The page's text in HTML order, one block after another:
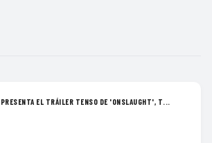
EL TRÁILER TENSO DE 'ONSLAUGHT', T...